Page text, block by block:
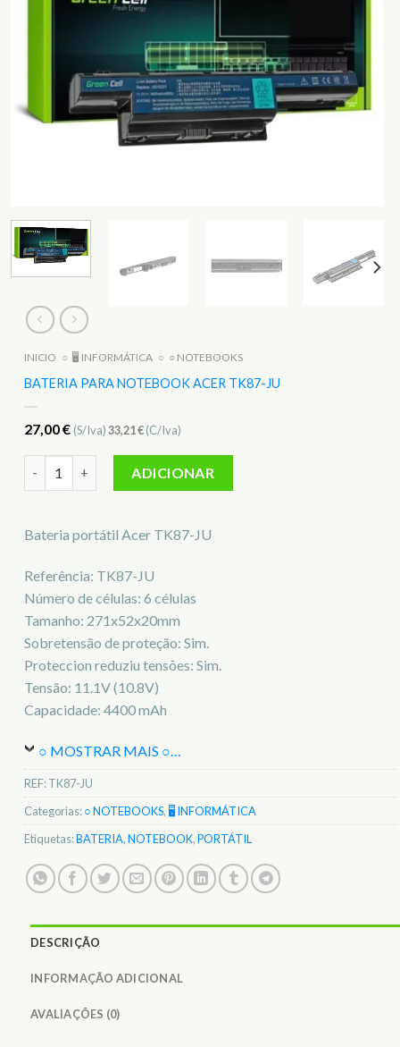
INICIO ○ 🖥️ INFORMÁTICA ○ ○ NOTEBOOKS
BATERIA PARA NOTEBOOK ACER TK87-JU
27,00€ (S/Iva)33,21€(C/Iva)
ADICIONAR
Bateria portátil Acer TK87-JU
Referência: TK87-JU
Número de células: 6 células
Tamanho: 271x52x20mm
Sobretensão de proteção: Sim.
Proteccion reduziu tensões: Sim.
Tensão: 11.1V (10.8V)
Capacidade: 4400 mAh
○ MOSTRAR MAIS ○…
REF:TK87-JU
Categorias:○ NOTEBOOKS, 🖥️ INFORMÁTICA
Etiquetas:BATERIA,NOTEBOOK,PORTÁTIL
DESCRIÇÃO
INFORMAÇÃO ADICIONAL
AVALIAÇÕES (0)